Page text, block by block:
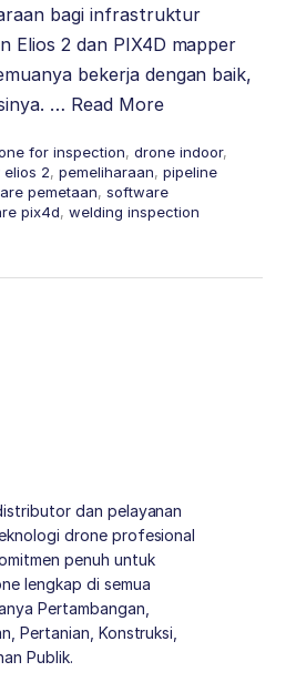
bagi infrastruktur
Elios 2 dan PIX4D mapper
bekerja dengan baik,
… Read More
for inspection, drone indoor,
2, pemeliharaan, pipeline
pemetaan, software
pix4d, welding inspection
dan pelayanan
drone profesional
penuh untuk
lengkap di semua
Pertambangan,
Pertanian, Konstruksi,
Publik.